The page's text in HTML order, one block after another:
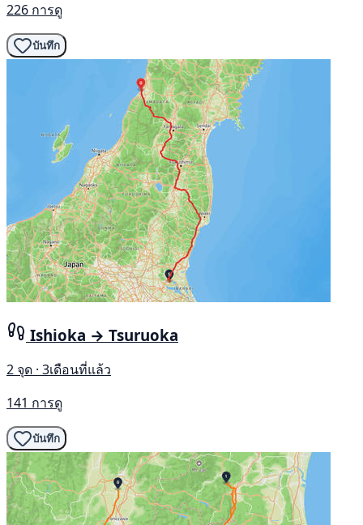
226 การดู
บันทึก
Ishioka → Tsuruoka
2 จุด · 3เดือนที่แล้ว
141 การดู
บันทึก